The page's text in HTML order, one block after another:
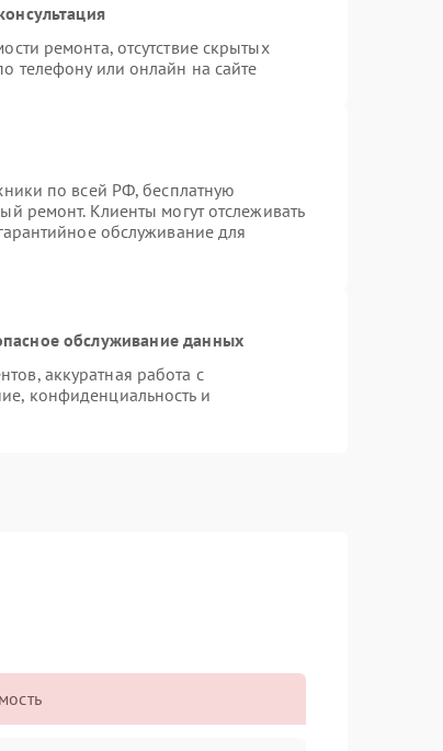
ремонта, отсутствие скрытых
телефону или онлайн на сайте
по всей РФ, бесплатную
ремонт. Клиенты могут отслеживать
обслуживание для
обслуживание данных
аккуратная работа с
конфиденциальность и